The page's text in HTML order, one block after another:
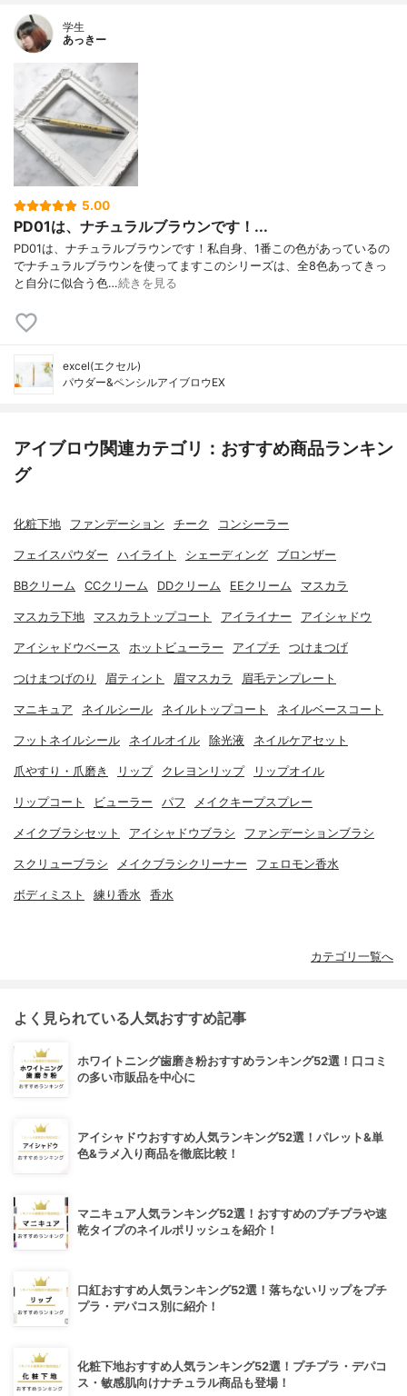
学生
あっきー
5.00
PD01は、ナチュラルブラウンです！...
PD01は、ナチュラルブラウンです！私自身、1番この色があっているの
でナチュラルブラウンを使ってますこのシリーズは、全8色あってきっ
と自分に似合う色…続きを見る
excel(エクセル)
パウダー&ペンシルアイブロウEX
アイブロウ関連カテゴリ：おすすめ商品ランキン
グ
化粧下地 ファンデーション チーク コンシーラー
フェイスパウダー ハイライト シェーディング ブロンザー
BBクリーム CCクリーム DDクリーム EEクリーム マスカラ
マスカラ下地 マスカラトップコート アイライナー アイシャドウ
アイシャドウベース ホットビューラー アイプチ つけまつげ
つけまつげのり 眉ティント 眉マスカラ 眉毛テンプレート
マニキュア ネイルシール ネイルトップコート ネイルベースコート
フットネイルシール ネイルオイル 除光液 ネイルケアセット
爪やすり・爪磨き リップ クレヨンリップ リップオイル
リップコート ビューラー パフ メイクキープスプレー
メイクブラシセット アイシャドウブラシ ファンデーションブラシ
スクリューブラシ メイクブラシクリーナー フェロモン香水
ボディミスト 練り香水 香水
カテゴリ一覧へ
よく見られている人気おすすめ記事
ホワイトニング歯磨き粉おすすめランキング52選！口コミ
の多い市販品を中心に
アイシャドウおすすめ人気ランキング52選！パレット&単
色&ラメ入り商品を徹底比較！
マニキュア人気ランキング52選！おすすめのプチプラや速
乾タイプのネイルポリッシュを紹介！
口紅おすすめ人気ランキング52選！落ちないリップをプチ
プラ・デパコス別に紹介！
化粧下地おすすめ人気ランキング52選！プチプラ・デパコ
ス・敏感肌向けナチュラル商品も登場！